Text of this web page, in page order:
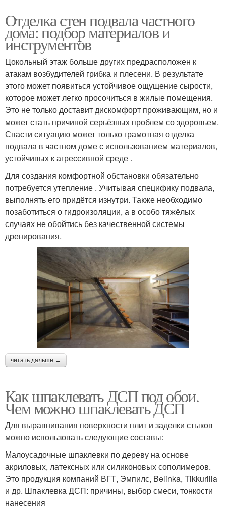
Отделка стен подвала частного
дома: подбор материалов и
инструментов
Цокольный этаж больше других предрасположен к
атакам возбудителей грибка и плесени. В результате
этого может появиться устойчивое ощущение сырости,
которое может легко просочиться в жилые помещения.
Это не только доставит дискомфорт проживающим, но и
может стать причиной серьёзных проблем со здоровьем.
Спасти ситуацию может только грамотная отделка
подвала в частном доме с использованием материалов,
устойчивых к агрессивной среде .
Для создания комфортной обстановки обязательно
потребуется утепление . Учитывая специфику подвала,
выполнять его придётся изнутри. Также необходимо
позаботиться о гидроизоляции, а в особо тяжёлых
случаях не обойтись без качественной системы
дренирования.
читать дальше →
Как шпаклевать ДСП под обои.
Чем можно шпаклевать ДСП
Для выравнивания поверхности плит и заделки стыков
можно использовать следующие составы:
Малоусадочные шпаклевки по дереву на основе
акриловых, латексных или силиконовых сополимеров.
Это продукция компаний ВГТ, Эмпилс, Belinka, Tikkurilla
и др. Шпаклевка ДСП: причины, выбор смеси, тонкости
нанесения